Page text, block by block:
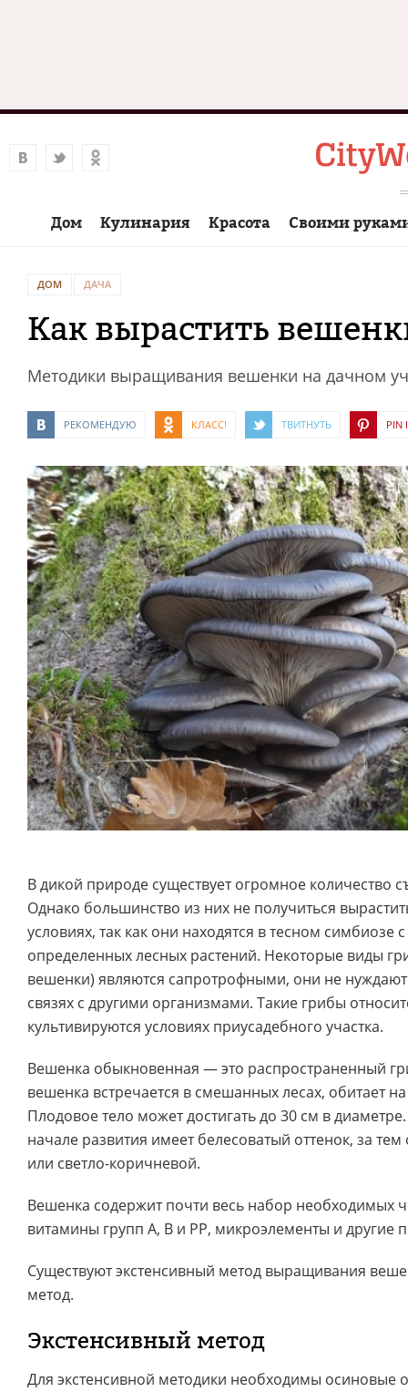
Дом Кулинария Красота Своими
ДОМ ДАЧА
Как вырастить
Методики выращивания вешенки на дачном
РЕКОМЕНДУЮ КЛАСС! ТВИТНУТЬ PIN
В дикой природе существует огромное количество
Однако большинство из них не получиться
условиях, так как они находятся в тесном симбиозе
определенных лесных растений. Некоторые виды
вешенки) являются сапротрофными, они не
связях с другими организмами. Такие грибы
культивируются условиях приусадебного участка.
Вешенка обыкновенная — это распространенный
вешенка встречается в смешанных лесах, обитает
Плодовое тело может достигать до 30 см в
начале развития имеет белесоватый оттенок, за
или светло-коричневой.
Вешенка содержит почти весь набор необходимых
витамины групп А, В и РР, микроэлементы и другие
Существуют экстенсивный метод выращивания
метод.
Экстенсивный метод
Для экстенсивной методики необходимы осиновые